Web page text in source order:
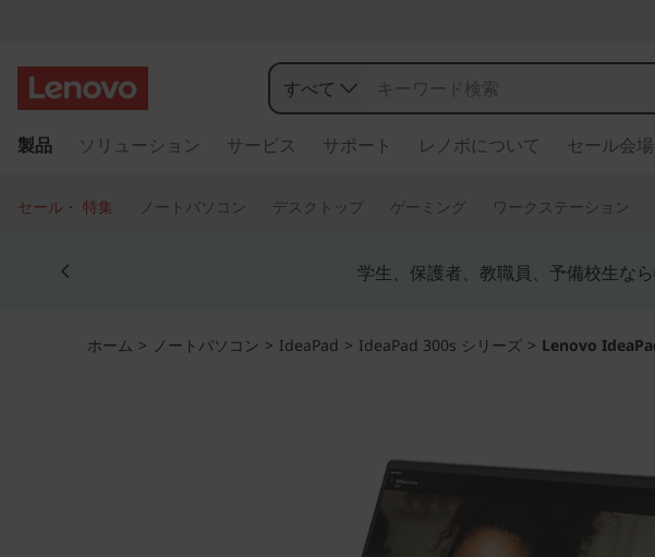
イ
ン
すべて
製品 ソリューション サービス サポート レノボについて セール会場
セール・ 特集 ノートパソコン デスクトップ ゲーミング ワークステーション
学生、保護者、教職員、予備校生な
ホーム > ノートパソコン > IdeaPad > IdeaPad 300s シリーズ > Lenovo